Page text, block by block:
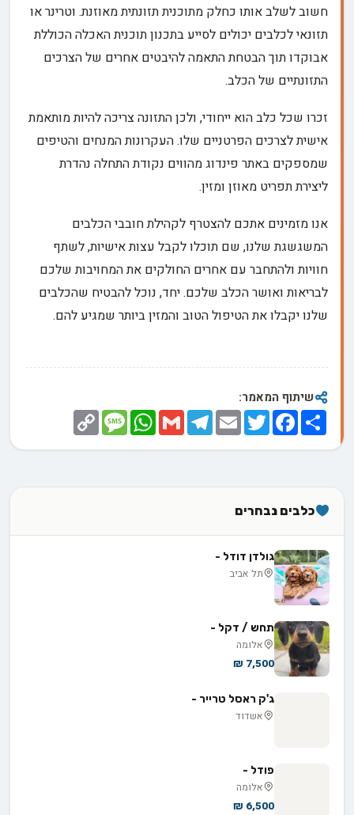
חשוב לשלב אותו כחלק מתוכנית תזונתית מאוזנת. וטרינר או
תזונאי לכלבים יכולים לסייע בתכנון תוכנית האכלה הכוללת
אבוקדו תוך הבטחת התאמה להיבטים אחרים של הצרכים
התזונתיים של הכלב.
זכרו שכל כלב הוא ייחודי, ולכן התזונה צריכה להיות מותאמת
אישית לצרכים הפרטניים שלו. העקרונות המנחים והטיפים
שמספקים באתר פינדוג מהווים נקודת התחלה נהדרת
ליצירת תפריט מאוזן ומזין.
אנו מזמינים אתכם להצטרף לקהילת חובבי הכלבים
המשגשגת שלנו, שם תוכלו לקבל עצות אישיות, לשתף
חוויות ולהתחבר עם אחרים החולקים את המחויבות שלכם
לבריאות ואושר הכלב שלכם. יחד, נוכל להבטיח שהכלבים
שלנו יקבלו את הטיפול הטוב והמזין ביותר שמגיע להם.
שיתוף המאמר:
Share
Facebook
Twitter
Email
Telegram
Gmail
WhatsApp
Message
Copy
Link
כלבים נבחרים
גולדן דודל -
תל אביב
תחש / דקל -
אלומה
7,500 ₪
ג'ק ראסל טרייר -
אשדוד
פודל -
אלומה
6,500 ₪